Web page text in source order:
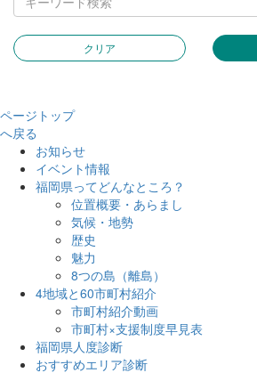
クリア
ページトップ
へ戻る
お知らせ
イベント情報
福岡県ってどんなところ？
位置概要・あらまし
気候・地勢
歴史
魅力
8つの島（離島）
4地域と60市町村紹介
市町村紹介動画
市町村×支援制度早見表
福岡県人度診断
おすすめエリア診断